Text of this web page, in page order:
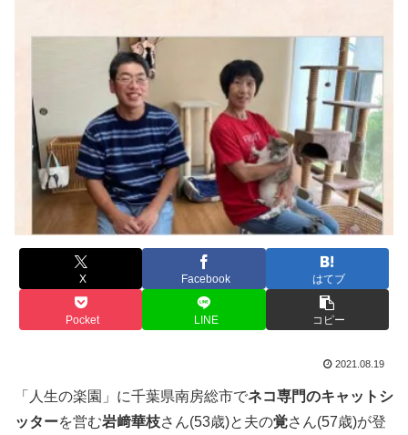
X Facebook はてブ
Pocket LINE コピー
2021.08.19
「人生の楽園」に千葉県南房総市でネコ専門のキャットシ
ッターを営む岩﨑華枝さん(53歳)と夫の覚さん(57歳)が登